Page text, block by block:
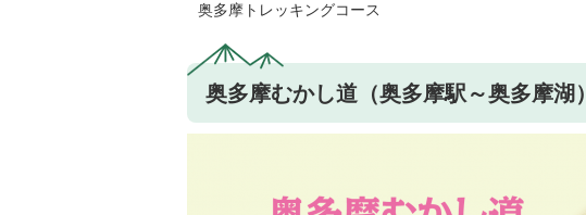
奥多摩トレッキングコース
奥多摩むかし道（奥多摩駅～奥多摩湖）